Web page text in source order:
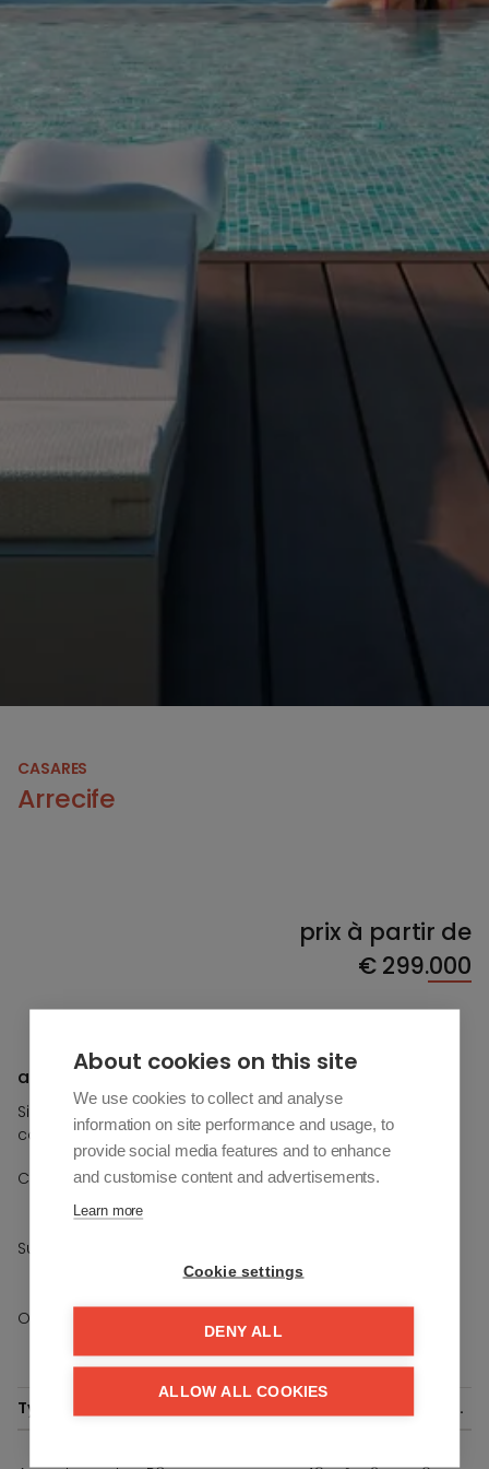
CASARES
Arrecife
prix à partir de
€299.000
Streetview
a vendre À Casares
Si vous souhaitez plus d'informations sur cette propriété,
contactez-nous.
Chambres à coucher
- / +
Sur étage
Options
Type Verd.
70 23
About cookies on this site
We use cookies to collect and analyse
information on site performance and usage, to
provide social media features and to enhance
and customise content and advertisements.
Learn more
Cookie settings
DENY ALL
ALLOW ALL COOKIES